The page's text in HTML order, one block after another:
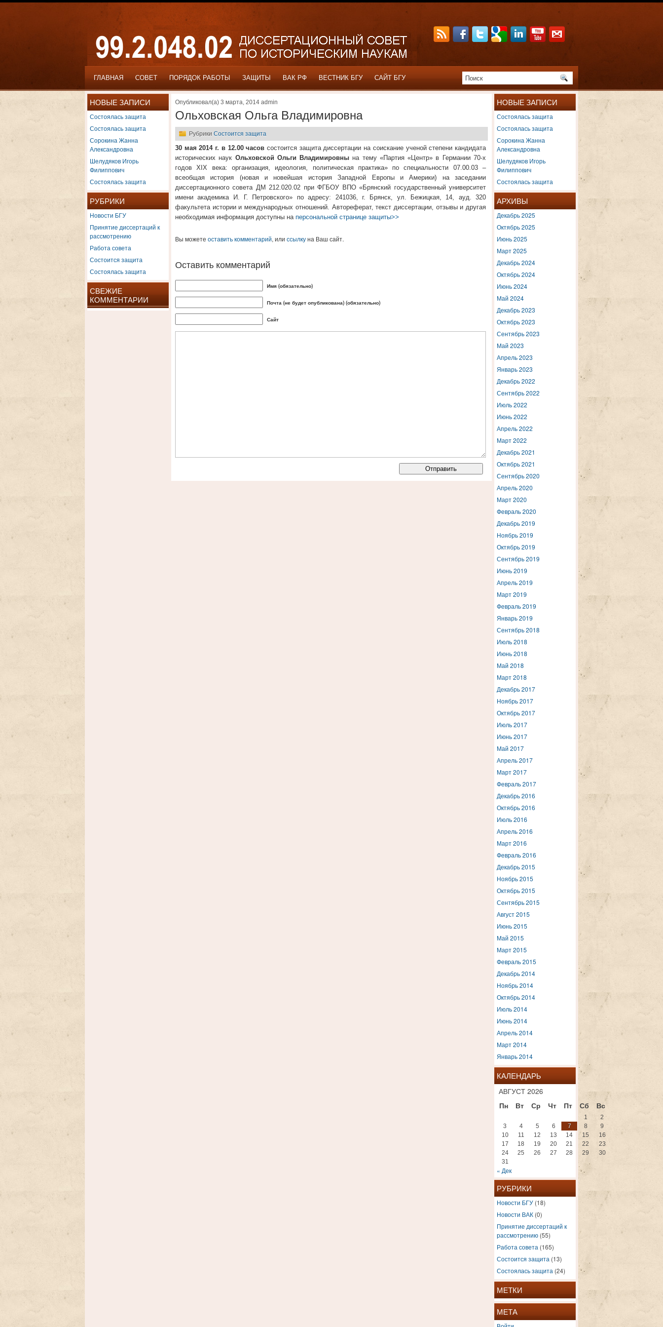
ГЛАВНАЯ СОВЕТ ПОРЯДОК РАБОТЫ ЗАЩИТЫ ВАК РФ ВЕСТНИК БГУ САЙТ БГУ
НОВЫЕ ЗАПИСИ
Состоялась защита
Состоялась защита
Сорокина Жанна
Александровна
Шелудяков Игорь
Филиппович
Состоялась защита
РУБРИКИ
Новости БГУ
Принятие диссертаций к
рассмотрению
Работа совета
Состоится защита
Состоялась защита
СВЕЖИЕ
КОММЕНТАРИИ
Опубликовал(а) 3 марта, 2014 admin
Ольховская Ольга Владимировна
Рубрики Состоится защита
30 мая 2014 г. в 12.00 часов состоится защита диссертации на соискание ученой степени кандидата
исторических наук Ольховской Ольги Владимировны на тему «Партия «Центр» в Германии 70-х
годов XIX века: организация, идеология, политическая практика» по специальности 07.00.03 –
всеобщая история (новая и новейшая история Западной Европы и Америки) на заседании
диссертационного совета ДМ 212.020.02 при ФГБОУ ВПО «Брянский государственный университет
имени академика И. Г. Петровского» по адресу: 241036, г. Брянск, ул. Бежицкая, 14, ауд. 320
факультета истории и международных отношений. Автореферат, текст диссертации, отзывы и другая
необходимая информация доступны на персональной странице защиты>>
Вы можете оставить комментарий, или ссылкуна Ваш сайт.
Оставить комментарий
Имя (обязательно)
Почта (не будет опубликована) (обязательно)
Сайт
НОВЫЕ ЗАПИСИ
Состоялась защита
Состоялась защита
Сорокина Жанна
Александровна
Шелудяков Игорь
Филиппович
Состоялась защита
АРХИВЫ
Декабрь 2025
Октябрь 2025
Июнь 2025
Март 2025
Декабрь 2024
Октябрь 2024
Июнь 2024
Май 2024
Декабрь 2023
Октябрь 2023
Сентябрь 2023
Май 2023
Апрель 2023
Январь 2023
Декабрь 2022
Сентябрь 2022
Июль 2022
Июнь 2022
Апрель 2022
Март 2022
Декабрь 2021
Октябрь 2021
Сентябрь 2020
Апрель 2020
Март 2020
Февраль 2020
Декабрь 2019
Ноябрь 2019
Октябрь 2019
Сентябрь 2019
Июнь 2019
Апрель 2019
Март 2019
Февраль 2019
Январь 2019
Сентябрь 2018
Июль 2018
Июнь 2018
Май 2018
Март 2018
Декабрь 2017
Ноябрь 2017
Октябрь 2017
Июль 2017
Июнь 2017
Май 2017
Апрель 2017
Март 2017
Февраль 2017
Декабрь 2016
Октябрь 2016
Июль 2016
Апрель 2016
Март 2016
Февраль 2016
Декабрь 2015
Ноябрь 2015
Октябрь 2015
Сентябрь 2015
Август 2015
Июнь 2015
Май 2015
Март 2015
Февраль 2015
Декабрь 2014
Ноябрь 2014
Октябрь 2014
Июль 2014
Июнь 2014
Апрель 2014
Март 2014
Январь 2014
КАЛЕНДАРЬ
АВГУСТ 2026
Пн
Вт Ср Чт Пт Сб Вс
1
2
3
4 5 6 7 8
9
10
11 12 13 14 15
16
17
18 19 20 21 22
23
24
25 26 27 28 29
30
31
« Дек
РУБРИКИ
Новости БГУ (18)
Новости ВАК (0)
Принятие диссертаций к
рассмотрению (55)
Работа совета (165)
Состоится защита (13)
Состоялась защита (24)
МЕТКИ
МЕТА